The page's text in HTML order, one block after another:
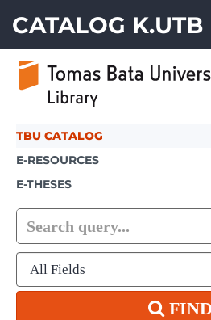
CATALOG K.UTB
TBU CATALOG
E-RESOURCES
E-THESES
FIND